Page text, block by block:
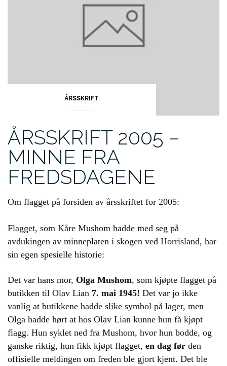
ÅRSSKRIFT
ÅRSSKRIFT 2005 –
MINNE FRA
FREDSDAGENE
Om flagget på forsiden av årsskriftet for 2005:
Flagget, som Kåre Mushom hadde med seg på
avdukingen av minneplaten i skogen ved Horrisland, har
sin egen spesielle historie:
Det var hans mor, Olga Mushom, som kjøpte flagget på
butikken til Olav Lian 7. mai 1945! Det var jo ikke
vanlig at butikkene hadde slike symbol på lager, men
Olga hadde hørt at hos Olav Lian kunne hun få kjøpt
flagg. Hun syklet ned fra Mushom, hvor hun bodde, og
ganske riktig, hun fikk kjøpt flagget, en dag før den
offisielle meldingen om freden ble gjort kjent. Det ble